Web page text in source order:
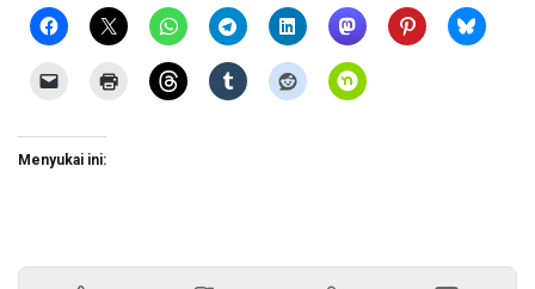
Menyukai ini: